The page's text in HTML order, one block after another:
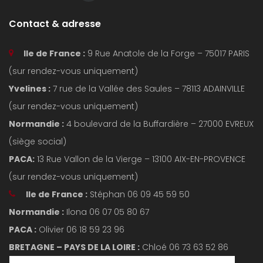
Contact & adresse
Ile de France : 9 Rue Anatole de la Forge – 75017 PARIS
(sur rendez-vous uniquement)
Yvelines : 7 rue de la Vallée des Saules – 78113 ADAINVILLE
(sur rendez-vous uniquement)
Normandie : 4 boulevard de la Buffardière – 27000 EVREUX
(siège social)
PACA: 13 Rue Vallon de la Vierge – 13100 AIX-EN-PROVENCE
(sur rendez-vous uniquement)
Ile de France : Stéphan 06 09 45 59 50
Normandie : Ilona 06 07 05 80 67
PACA : Olivier 06 18 59 23 96
BRETAGNE – PAYS DE LA LOIRE : Chloé 06 73 63 52 86